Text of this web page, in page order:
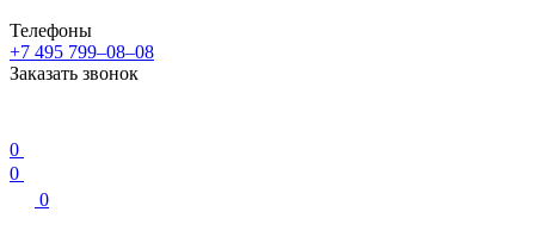
Телефоны
+7 495 799–08–08
Заказать звонок
0
0
0